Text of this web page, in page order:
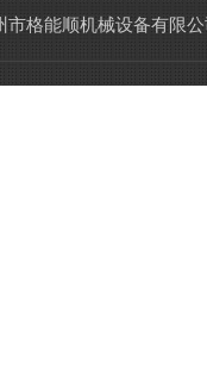
市格能顺机械设备有限